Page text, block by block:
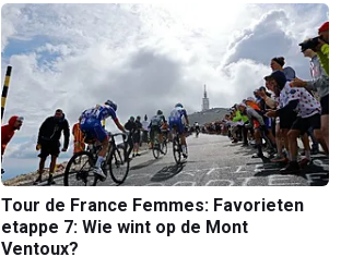
Tour de France Femmes: Favorieten
etappe 7: Wie wint op de Mont
Ventoux?